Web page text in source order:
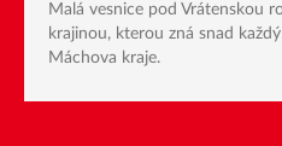
Malá vesnice pod Vrátenskou
krajinou, kterou zná snad
Máchova kraje.